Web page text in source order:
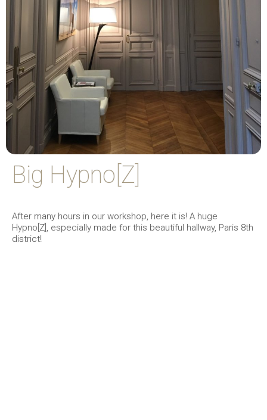
Big Hypno[Z]
After many hours in our workshop, here it is! A huge
Hypno[Z], especially made for this beautiful hallway, Paris 8th
district!